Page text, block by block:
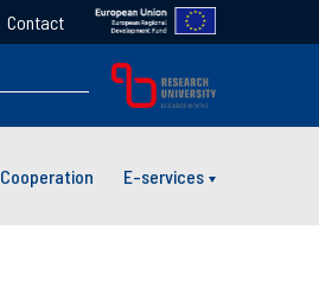
Contact
Cooperation E-services